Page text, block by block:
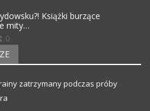
Książki burzące
mity…
0
zatrzymany podczas próby